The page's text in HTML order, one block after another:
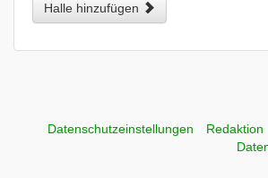
Halle hinzufügen
Datenschutzeinstellungen Redaktion